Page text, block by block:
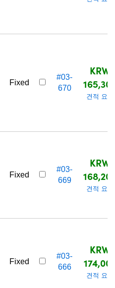
Fixed
#03-
670
KRW
견적 요청
Fixed
#03-
669
KRW
견적 요청
Fixed
#03-
666
KRW
견적 요청